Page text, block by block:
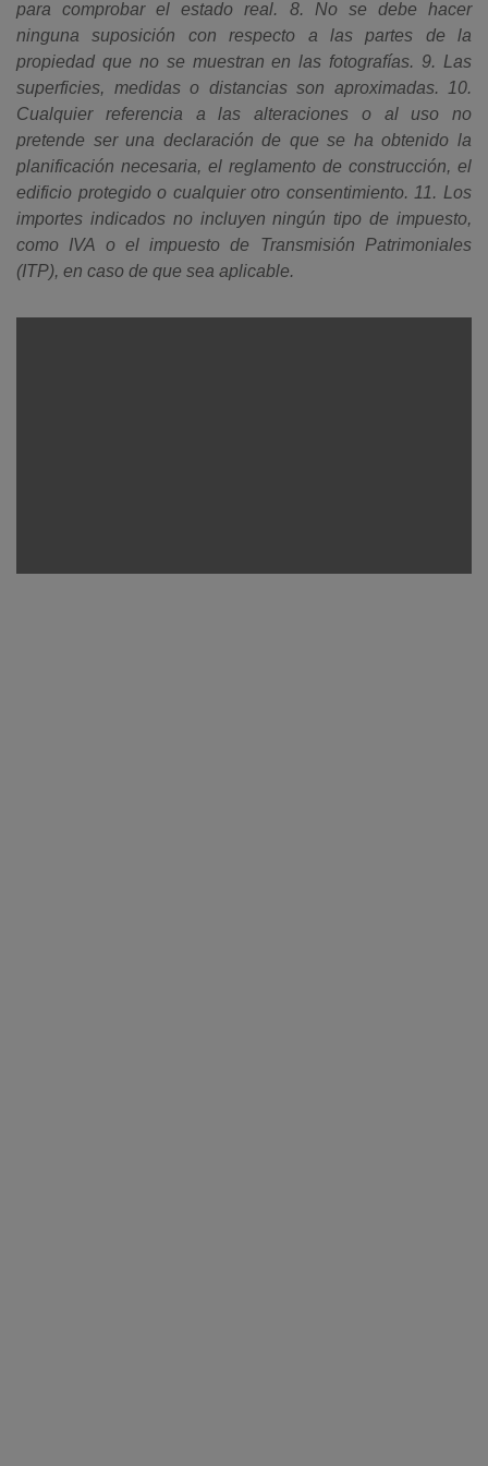
para comprobar el estado real. 8. No se debe hacer
ninguna suposición con respecto a las partes de la
propiedad que no se muestran en las fotografías. 9. Las
superficies, medidas o distancias son aproximadas. 10.
Cualquier referencia a las alteraciones o al uso no
pretende ser una declaración de que se ha obtenido la
planificación necesaria, el reglamento de construcción, el
edificio protegido o cualquier otro consentimiento. 11. Los
importes indicados no incluyen ningún tipo de impuesto,
como IVA o el impuesto de Transmisión Patrimoniales
(ITP), en caso de que sea aplicable.